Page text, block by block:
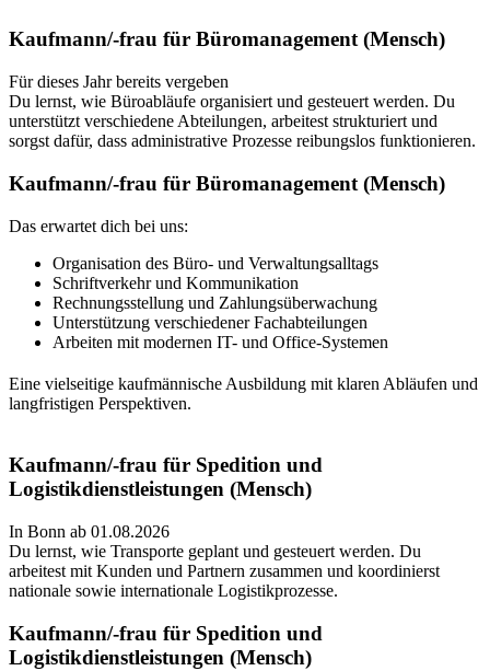
Kaufmann/-frau für Büromanagement (Mensch)
Für dieses Jahr bereits vergeben
Du lernst, wie Büroabläufe organisiert und gesteuert werden. Du
unterstützt verschiedene Abteilungen, arbeitest strukturiert und
sorgst dafür, dass administrative Prozesse reibungslos funktionieren.
Kaufmann/-frau für Büromanagement (Mensch)
Das erwartet dich bei uns:
Organisation des Büro- und Verwaltungsalltags
Schriftverkehr und Kommunikation
Rechnungsstellung und Zahlungsüberwachung
Unterstützung verschiedener Fachabteilungen
Arbeiten mit modernen IT- und Office-Systemen
Eine vielseitige kaufmännische Ausbildung mit klaren Abläufen und
langfristigen Perspektiven.
Kaufmann/-frau für Spedition und
Logistikdienstleistungen (Mensch)
In Bonn ab 01.08.2026
Du lernst, wie Transporte geplant und gesteuert werden. Du
arbeitest mit Kunden und Partnern zusammen und koordinierst
nationale sowie internationale Logistikprozesse.
Kaufmann/-frau für Spedition und
Logistikdienstleistungen (Mensch)